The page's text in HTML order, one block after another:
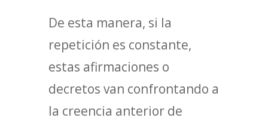
De esta manera, si la
repetición es constante,
estas afirmaciones o
decretos van confrontando a
la creencia anterior de